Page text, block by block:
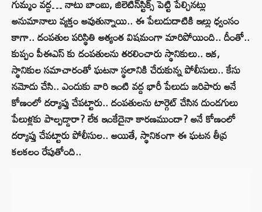
గుమ్మం వద్ద… నాటు బాంబు, జిలెటిన్‌స్టిక్స్‌ పెట్టి పేల్చినట్లు
అనుమానాలు వ్యక్తం అవుతున్నాయి.. ఈ పేలుడుదాటికి ఇల్లు ధ్వంసం
కాగా.. దంపతుల పరిస్థితి అత్యంత విషమంగా మారిపోయింది.. దీంతో..
కుప్పం పీఈఎస్ కు దంపతులను తరలించారు స్థానికులు.. ఇక,
స్థానికుల సమాచారంతో ఘటనా స్థలానికి చేరుకున్న పోలీసులు.. కేసు
నమోదు చేసి.. ఎందుకు వారి ఇంటి వద్ద భారీ పేలుడు జరిపారు అనే
కోణంలో దర్యాప్తు చేపట్టారు.. దంపతులను టార్గెట్‌ చేసిన దుండగులు
పేలుళ్లకు పాల్పడ్డారా? లేక ఇంకేదైనా కారణముందా? అనే కోణంలో
దర్యాప్తు చేపట్టారు పోలీసుల.. అయితే, స్థానికంగా ఈ ఘటన తీవ్ర
కలకలం రేపుతోంది..